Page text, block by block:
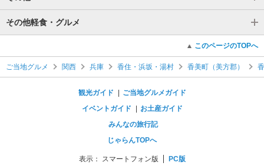
その他軽食・グルメ
このページのTOPへ
ご当地グルメ 関西 兵庫 香住・浜坂・湯村 香美町（美方郡）
観光ガイド
ご当地グルメガイド
イベントガイド
お土産ガイド
みんなの旅行記
じゃらんTOPへ
表示： スマートフォン版 PC版